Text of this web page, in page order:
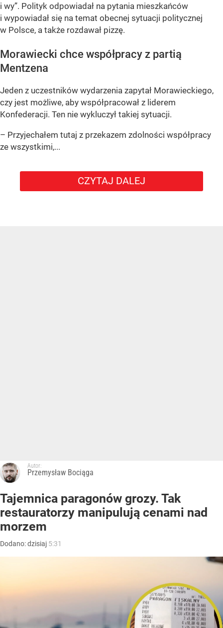
i wy”. Polityk odpowiadał na pytania mieszkańców
i wypowiadał się na temat obecnej sytuacji politycznej
w Polsce, a także rozdawał pizzę.
Morawiecki chce współpracy z partią
Mentzena
Jeden z uczestników wydarzenia zapytał Morawieckiego,
czy jest możliwe, aby współpracował z liderem
Konfederacji. Ten nie wykluczył takiej sytuacji.
– Przyjechałem tutaj z przekazem zdolności współpracy
ze wszystkimi,...
CZYTAJ DALEJ
Autor:
Przemysław Bociąga
Tajemnica paragonów grozy. Tak
restauratorzy manipulują cenami nad
morzem
Dodano:dzisiaj 5:31